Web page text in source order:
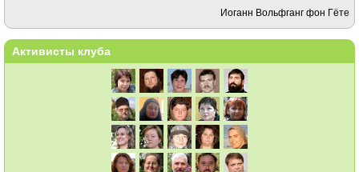
Иоганн Вольфганг фон Гёте
Активисты клуба